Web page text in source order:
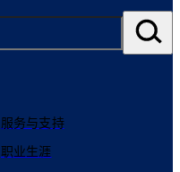
服务与支持
职业生涯